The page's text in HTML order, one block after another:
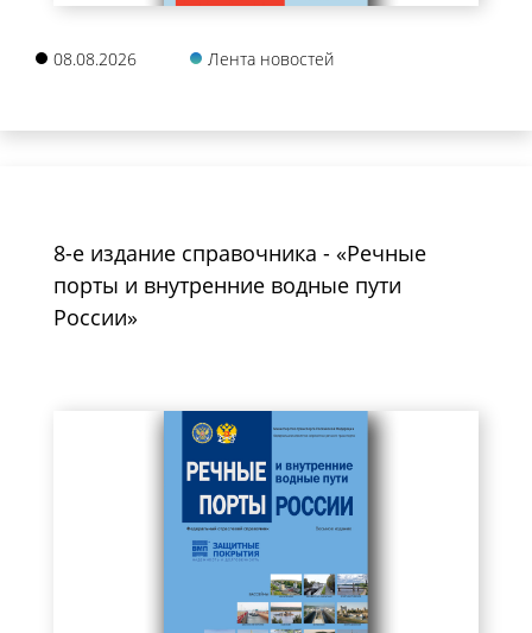
08.08.2026 Лента новостей
8-е издание справочника - «Речные
порты и внутренние водные пути
России»